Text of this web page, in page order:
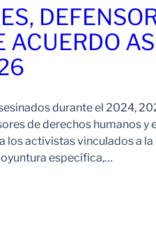
ACUERDO
durante el 2024,
de derechos humanos y
los activistas vinculados a
específica,…